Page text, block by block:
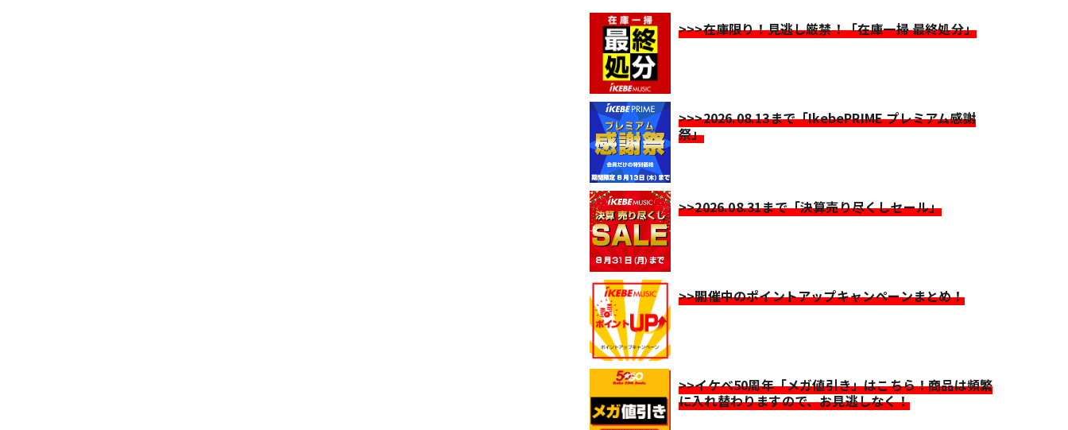
>>>在庫限り！見逃し厳禁！「在庫一掃 最終処分」
>>>2026.08.13まで「IkebePRIME プレミアム感謝
祭」
>>2026.08.31まで「決算売り尽くしセール」
>>開催中のポイントアップキャンペーンまとめ！
>>イケベ50周年「メガ値引き」はこちら！商品は頻繁
に入れ替わりますので、お見逃しなく！